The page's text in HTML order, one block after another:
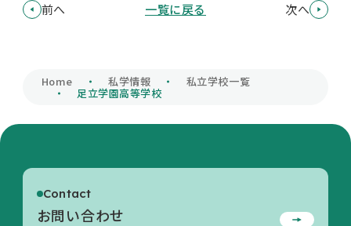
活動内容/各種資料
前へ 一覧に戻る 次へ
Home 私学情報 私立学校一覧
足立学園高等学校
Contact
お問い合わせ